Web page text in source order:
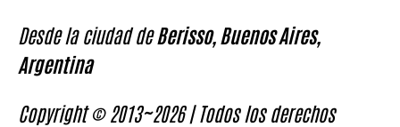
Desde la ciudad deBerisso, Buenos Aires,
Argentina
Copyright © 2013~2026 | Todos los derechos